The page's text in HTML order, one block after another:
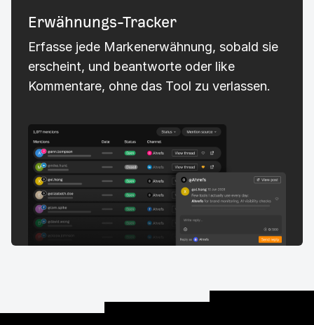
Erwähnungs-Tracker
Erfasse jede Markenerwähnung, sobald sie
erscheint, und beantworte oder like
Kommentare, ohne das Tool zu verlassen.